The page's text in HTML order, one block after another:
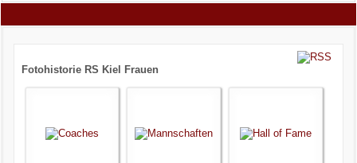
Fotohistorie RS Kiel Frauen